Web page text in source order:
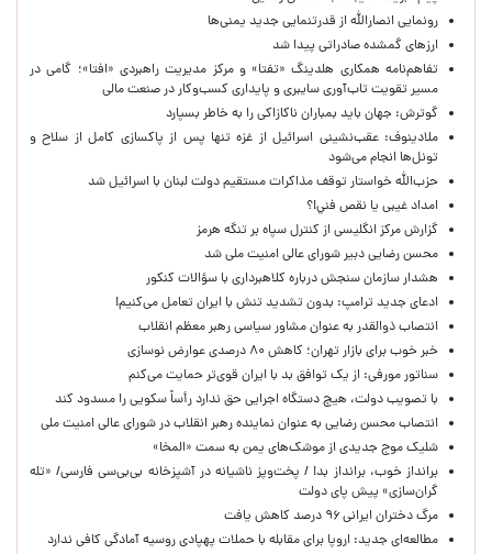
رونمایی انصارالله از قدرتنمایی جدید یمنی‌ها
ارزهای گمشده صادراتی پیدا شد
تفاهم‌نامه همکاری هلدینگ «تفتا» و مرکز مدیریت راهبردی «افتا»؛ گامی در
مسیر تقویت تاب‌آوری سایبری و پایداری کسب‌وکار در صنعت مالی
گوترش: جهان باید بمباران ناکازاکی را به‌ خاطر بسپارد
ملادینوف: عقب‌نشینی اسرائیل از غزه تنها پس از پاکسازی کامل از سلاح و
تونل‌ها انجام می‌شود
حزب‌الله خواستار توقف مذاکرات مستقیم دولت لبنان با اسرائیل شد
امداد غیبی يا نقص فني!؟
گزارش مرکز انگلیسی از کنترل سپاه بر تنگه هرمز
محسن رضایی دبیر شورای عالی امنیت ملی شد
هشدار سازمان سنجش درباره کلاهبرداری با سؤالات کنکور
ادعای جدید ترامپ: بدون تشدید تنش با ایران تعامل می‌کنیم!
انتصاب ذوالقدر به عنوان مشاور سیاسی رهبر معظم انقلاب
خبر خوب برای بازار تهران؛ کاهش ۸۰ درصدی عوارض نوسازی
سناتور مورفی: از یک توافق بد با ایران قوی‌تر حمایت می‌کنم
با تصویب دولت، هیچ دستگاه اجرایی حق ندارد رأساً سکویی را مسدود کند
انتصاب محسن رضایی به عنوان نماینده رهبر انقلاب در شورای عالی امنیت ملی
شلیک موج جدیدی از موشک‌های یمن به سمت «المخا»
برانداز خوب، برانداز بد! / پخت‌وپز ناشیانه در آشپزخانه‌ بی‌بی‌سی فارسی/ «تله
گران‌سازی» پیش پای دولت
مرگ دختران ایرانی ۹۶ درصد کاهش یافت
مطالعه‌ای جدید: اروپا برای مقابله با حملات پهپادی روسیه آمادگی کافی ندارد